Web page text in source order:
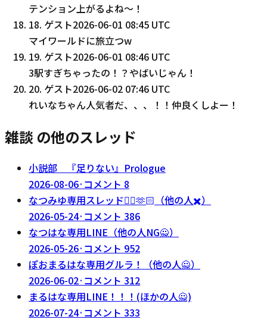
テンション上がるよね〜！
18. ゲスト2026-06-01 08:45 UTC
マイワールドに旅立つw
19. ゲスト2026-06-01 08:46 UTC
3駅すぎちゃったの！？やばいじゃん！
20. ゲスト2026-06-02 07:46 UTC
れいなちゃん人気者だ、、、！！仲良くしよー！
雑談 の他のスレッド
小説部 『足りない』Prologue
2026-08-06· コメント 8
なつみゆ専用スレッド❤️‍🔥🫶🏻（他の人✖️）
2026-05-24· コメント 386
なつはな専用LINE（他の人NG🙅）
2026-05-26· コメント 952
ぽおまるはな専用グルラ！（他の人🙅）
2026-06-02· コメント 312
まるはな専用LINE！！！(ほかの人🙅)
2026-07-24· コメント 333